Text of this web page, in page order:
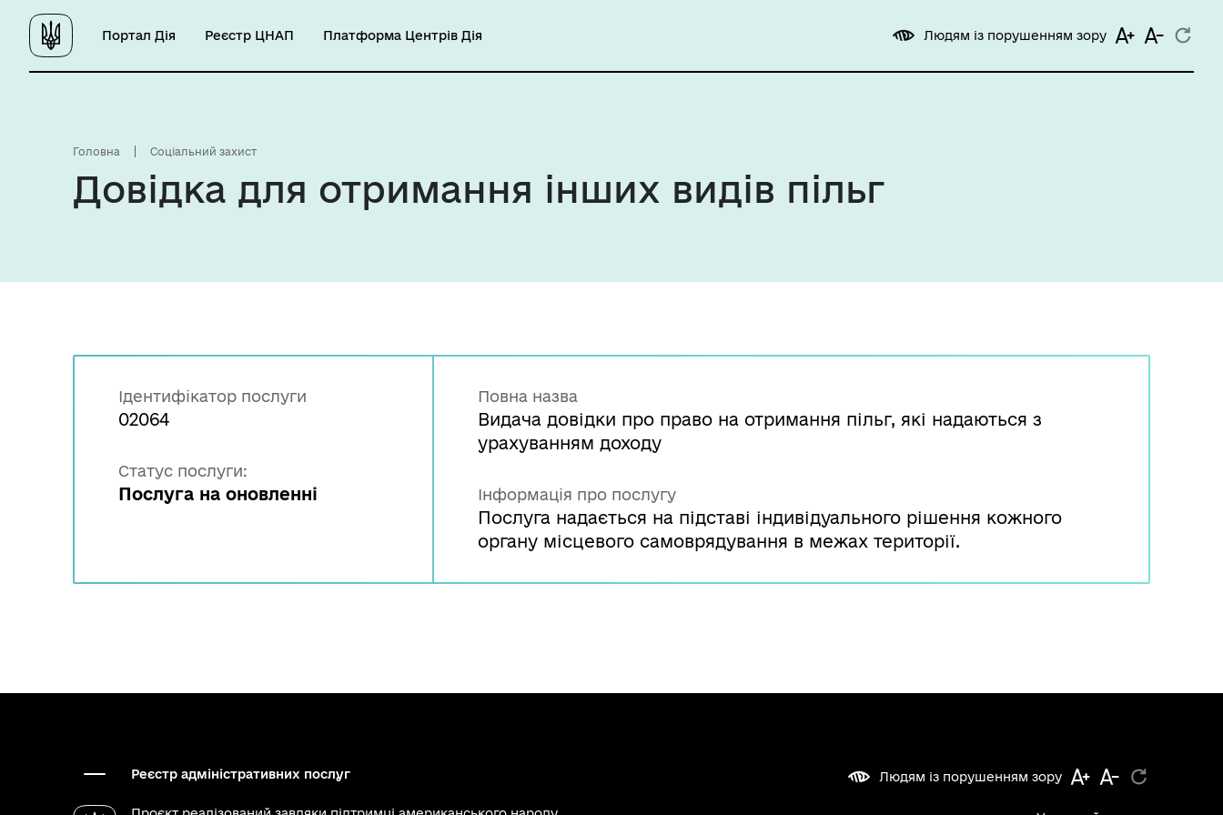
Портал Дія Реєстр ЦНАП Платформа Центрів Дія Людям із порушенням зору
Головна Соціальний захист
Довідка для отримання інших видів пільг
Ідентифікатор послуги
02064
Статус послуги:
Послуга на оновленні
Повна назва
Видача довідки про право на отримання пільг, які надаються з
урахуванням доходу
Інформація про послугу
Послуга надається на підставі індивідуального рішення кожного
органу місцевого самоврядування в межах території.
Реєстр адміністративних послуг Людям із порушенням зору